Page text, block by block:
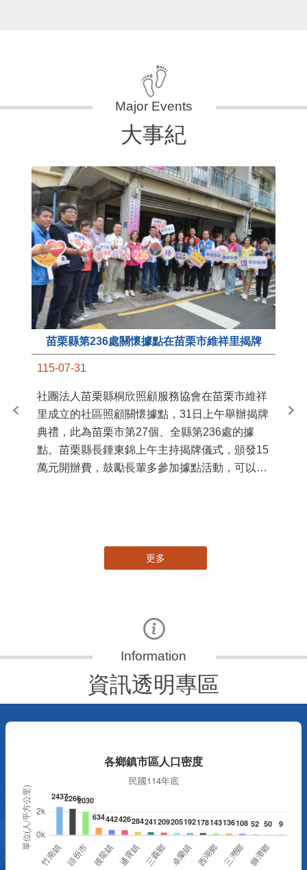
大事紀
苗栗縣第236處關懷據點在苗栗市維祥里揭牌
115-07-31
社團法人苗栗縣桐欣照顧服務協會在苗栗市維祥
里成立的社區照顧關懷據點，31日上午舉辦揭牌
典禮，此為苗栗市第27個、全縣第236處的據
點。苗栗縣長鍾東錦上午主持揭牌儀式，頒發15
萬元開辦費，鼓勵長輩多參加據點活動，可以更
苗
更多
資訊透明專區